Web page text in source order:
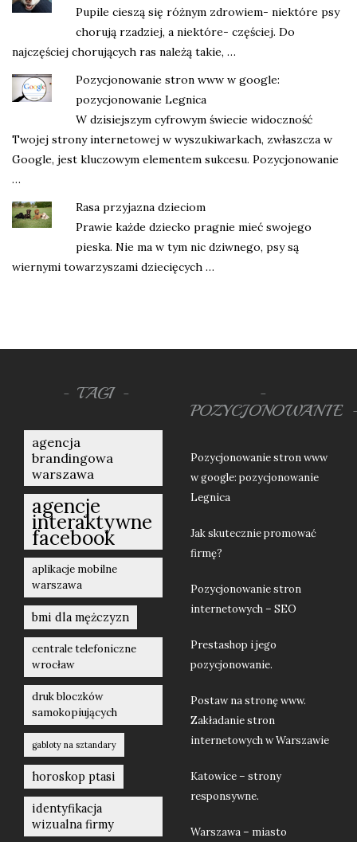
Pupile cieszą się różnym zdrowiem- niektóre psy
chorują rzadziej, a niektóre- częściej. Do
najczęściej chorujących ras należą takie, …
Pozycjonowanie stron www w google:
pozycjonowanie Legnica
W dzisiejszym cyfrowym świecie widoczność
Twojej strony internetowej w wyszukiwarkach, zwłaszcza w
Google, jest kluczowym elementem sukcesu. Pozycjonowanie
…
Rasa przyjazna dzieciom
Prawie każde dziecko pragnie mieć swojego
pieska. Nie ma w tym nic dziwnego, psy są
wiernymi towarzyszami dziecięcych …
TAGI
agencja
brandingowa
warszawa
agencje
interaktywne
facebook
aplikacje mobilne
warszawa
bmi dla mężczyzn
centrale telefoniczne
wrocław
druk bloczków
samokopiujących
gabloty na sztandary
horoskop ptasi
identyfikacja
wizualna firmy
POZYCJONOWANIE
Pozycjonowanie stron www
w google: pozycjonowanie
Legnica
Jak skutecznie promować
firmę?
Pozycjonowanie stron
internetowych – SEO
Prestashop i jego
pozycjonowanie.
Postaw na stronę www.
Zakładanie stron
internetowych w Warszawie
Katowice – strony
responsywne.
Warszawa – miasto